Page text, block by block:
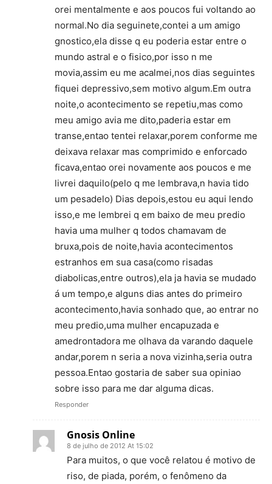
orei mentalmente e aos poucos fui voltando ao
normal.No dia seguinete,contei a um amigo
gnostico,ela disse q eu poderia estar entre o
mundo astral e o fisico,por isso n me
movia,assim eu me acalmei,nos dias seguintes
fiquei depressivo,sem motivo algum.Em outra
noite,o acontecimento se repetiu,mas como
meu amigo avia me dito,paderia estar em
transe,entao tentei relaxar,porem conforme me
deixava relaxar mas comprimido e enforcado
ficava,entao orei novamente aos poucos e me
livrei daquilo(pelo q me lembrava,n havia tido
um pesadelo) Dias depois,estou eu aqui lendo
isso,e me lembrei q em baixo de meu predio
havia uma mulher q todos chamavam de
bruxa,pois de noite,havia acontecimentos
estranhos em sua casa(como risadas
diabolicas,entre outros),ela ja havia se mudado
á um tempo,e alguns dias antes do primeiro
acontecimento,havia sonhado que, ao entrar no
meu predio,uma mulher encapuzada e
amedrontadora me olhava da varando daquele
andar,porem n seria a nova vizinha,seria outra
pessoa.Entao gostaria de saber sua opiniao
sobre isso para me dar alguma dicas.
Responder
Gnosis Online
8 de julho de 2012 At 15:02
Para muitos, o que você relatou é motivo de
riso, de piada, porém, o fenômeno da